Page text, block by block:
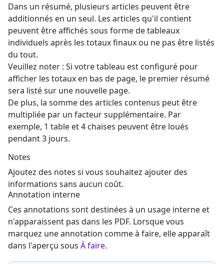
Dans un résumé, plusieurs articles peuvent être
additionnés en un seul. Les articles qu'il contient
peuvent être affichés sous forme de tableaux
individuels après les totaux finaux ou ne pas être listés
du tout.
Veuillez noter : Si votre tableau est configuré pour
afficher les totaux en bas de page, le premier résumé
sera listé sur une nouvelle page.
De plus, la somme des articles contenus peut être
multipliée par un facteur supplémentaire. Par
exemple, 1 table et 4 chaises peuvent être loués
pendant 3 jours.
Notes
Ajoutez des notes si vous souhaitez ajouter des
informations sans aucun coût.
Annotation interne
Ces annotations sont destinées à un usage interne et
n'apparaissent pas dans les PDF. Lorsque vous
marquez une annotation comme à faire, elle apparaît
dans l'aperçu sous À faire.